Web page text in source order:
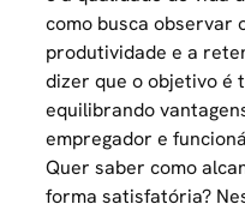
como busca observar
produtividade e a
dizer que o objetivo é
equilibrando
empregador e
Quer saber como
forma satisfatória?